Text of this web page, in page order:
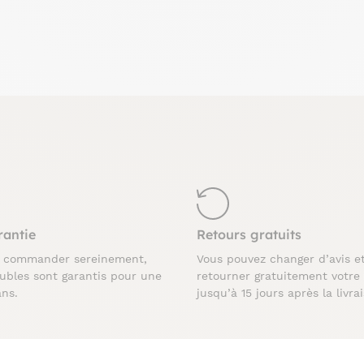
commander sereinement,
sont garantis pour une
Retours gratuits
Vous pouvez changer d’avis
retourner gratuitement votre
jusqu’à 15 jours après la